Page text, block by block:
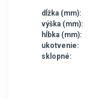
dĺžka (mm):
výška (mm):
hĺbka (mm):
ukotvenie:
sklopné: